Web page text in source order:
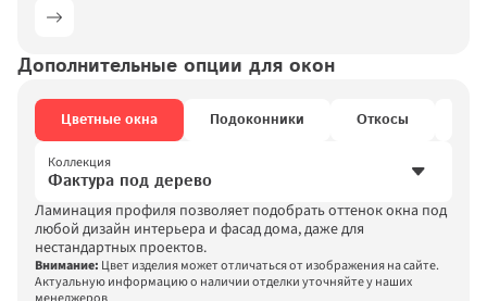
Заполняя и отправляя форму, я даю
своё согласие на обработку моих
персональных данных в соответствии
с ФЗ «О персональных данных» (№152-
ФЗ от 27.07.2006), на условиях
и для целей, определенных Политикой
Дополнительные опции для окон
Цветные окна Подоконники Откосы
Коллекция
Фактура под дерево
Фактура под дерево
Однотонные
Металлик
Ламинация профиля позволяет подобрать оттенок окна под
любой дизайн интерьера и фасад дома, даже для
нестандартных проектов.
Внимание: Цвет изделия может отличаться от изображения на сайте.
Актуальную информацию о наличии отделки уточняйте у наших